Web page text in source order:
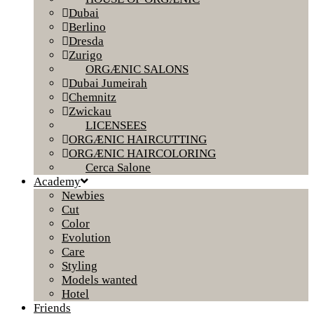
Dubai
Berlino
Dresda
Zurigo
ORGÆNIC SALONS
Dubai Jumeirah
Chemnitz
Zwickau
LICENSEES
ORGÆNIC HAIRCUTTING
ORGÆNIC HAIRCOLORING
Cerca Salone
Academy
Newbies
Cut
Color
Evolution
Care
Styling
Models wanted
Hotel
Friends